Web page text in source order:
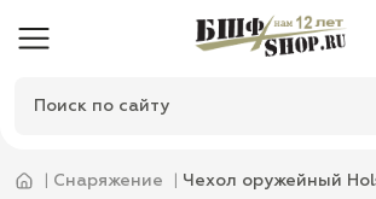
Снаряжение Чехол оружейный